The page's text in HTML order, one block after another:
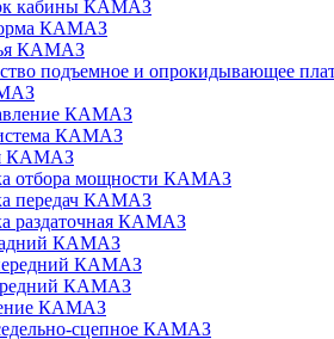
кабины КАМАЗ
КАМАЗ
КАМАЗ
подъемное и опрокидывающее
КАМАЗ
КАМАЗ
КАМАЗ
отбора мощности КАМАЗ
передач КАМАЗ
раздаточная КАМАЗ
КАМАЗ
КАМАЗ
КАМАЗ
КАМАЗ
сцепное КАМАЗ